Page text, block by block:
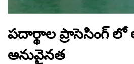
పదార్థాల ప్రాసెసింగ్ లో
అనువైనత